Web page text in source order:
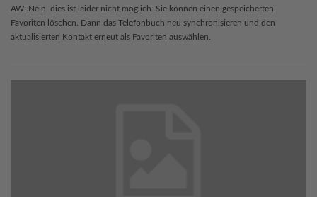
AW: Nein, dies ist leider nicht möglich. Sie können einen gespeicherten
Favoriten löschen. Dann das Telefonbuch neu synchronisieren und den
aktualisierten Kontakt erneut als Favoriten auswählen.